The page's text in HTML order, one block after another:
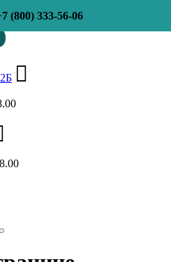
(800) 333-56-06